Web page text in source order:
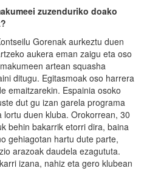
zuzenduriko doako
Gorenak aurkeztu duen
aukera eman zaigu eta oso
artean squasha
ditugu. Egitasmoak oso harrera
emaitzarekin. Espainia osoko
dut gu izan garela programa
duen kluba. Orokorrean, 30
behin bakarrik etorri dira, baina
gehiagotan hartu dute parte,
arazoak daudela ezagututa.
izana, nahiz eta gero klubean